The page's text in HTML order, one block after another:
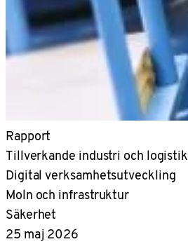
Rapport
Tillverkande industri och logistik
Digital verksamhetsutveckling
Moln och infrastruktur
Säkerhet
25 maj 2026